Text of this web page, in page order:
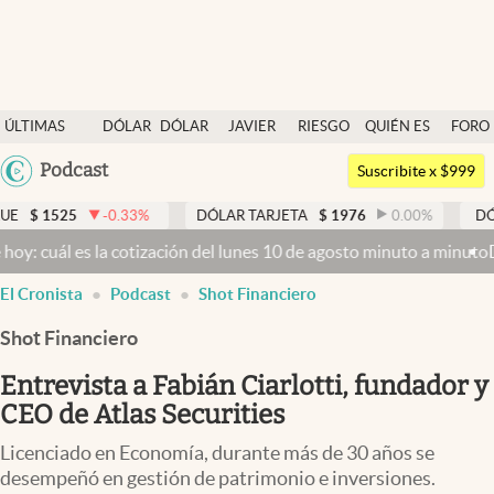
ÚLTIMAS
NOTICIAS
DÓLAR
DÓLAR
JAVIER
RIESGO
QUIÉN ES
QUIÉN
FORO
Argentina
México
Podcast
Dólar
Members
Economía y Política
Finanzas y Mercados
Mercados Online
Negocios
Columnistas
Otras secciones
Apertura
Suscribite x $999
-0.33% DÓLAR TARJETA $ 1976 0.00% DÓLAR MEP
la cotización del lunes 10 de agosto minuto a minutoDólar hoy
El Cronista Podcast Shot Financiero
Shot Financiero
Entrevista a Fabián Ciarlotti, fundador y
CEO de Atlas Securities
Licenciado en Economía, durante más de 30 años se
desempeñó en gestión de patrimonio e inversiones.